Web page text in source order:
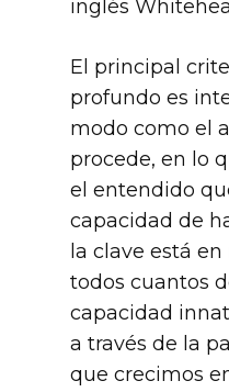
inglés
El principal
profundo es
modo como el
procede, en lo
el entendido
capacidad de
la clave está
todos cuantos
capacidad
a través de la
que crecimos